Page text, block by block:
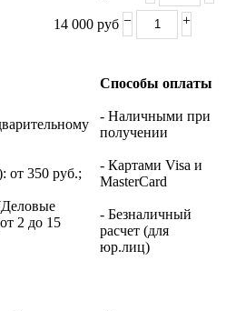
14 000 руб − +
от 350 руб.;
2 до 15
Способы оплаты
- Наличными при
получении
- Картами Visa и
MasterCard
- Безналичный
расчет (для
юр.лиц)